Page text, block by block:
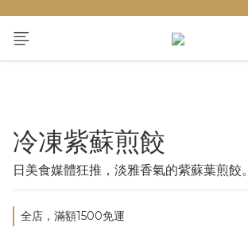
冷凍紫蘇煎餃
日美食媒體狂推，淡雅香氣的紫蘇葉煎餃。
全店，滿額1500免運